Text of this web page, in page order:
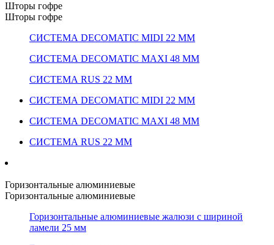
Шторы гофре
Шторы гофре
СИСТЕМА DECOMATIC MIDI 22 ММ
СИСТЕМА DECOMATIC MAXI 48 ММ
СИСТЕМА RUS 22 ММ
СИСТЕМА DECOMATIC MIDI 22 ММ
СИСТЕМА DECOMATIC MAXI 48 ММ
СИСТЕМА RUS 22 ММ
Горизонтальные алюминиевые
Горизонтальные алюминиевые
Горизонтальные алюминиевые жалюзи с шириной
ламели 25 мм